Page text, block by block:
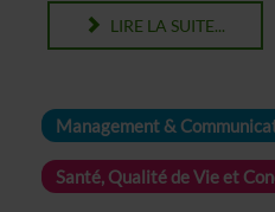
LIRE LA SUITE...
Management &
Santé, Qualité de Vie et